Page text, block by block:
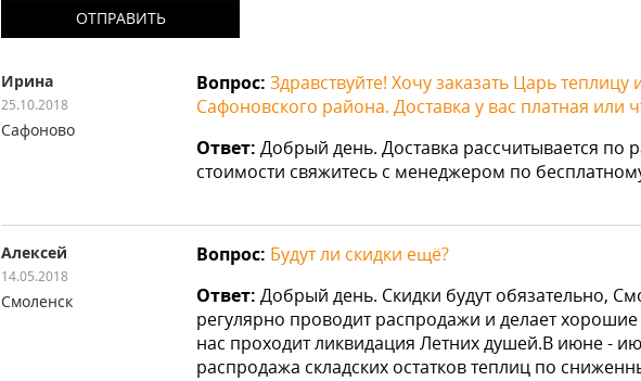
ОТПРАВИТЬ
Ирина
25.10.2018
Сафоново
Вопрос: Здравствуйте! Хочу заказать Царь
Сафоновского района. Доставка у вас платная или
Ответ: Добрый день. Доставка рассчитывается по
стоимости свяжитесь с менеджером по
Алексей
14.05.2018
Смоленск
Вопрос: Будут ли скидки ещё?
Ответ: Добрый день. Скидки будут обязательно,
регулярно проводит распродажи и делает
нас проходит ликвидация Летних душей.В июне -
распродажа складских остатков теплиц по